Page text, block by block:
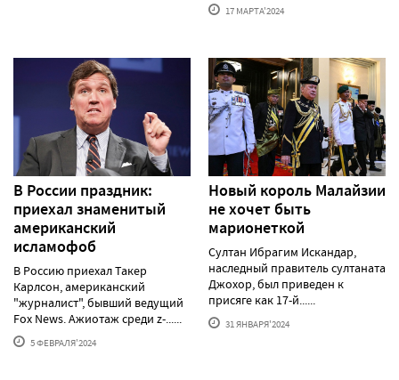
17 МАРТА'2024
В России праздник:
приехал знаменитый
американский
исламофоб
В Россию приехал Такер
Карлсон, американский
"журналист", бывший ведущий
Fox News. Ажиотаж среди z-......
5 ФЕВРАЛЯ'2024
Новый король Малайзии
не хочет быть
марионеткой
Султан Ибрагим Искандар,
наследный правитель султаната
Джохор, был приведен к
присяге как 17-й......
31 ЯНВАРЯ'2024